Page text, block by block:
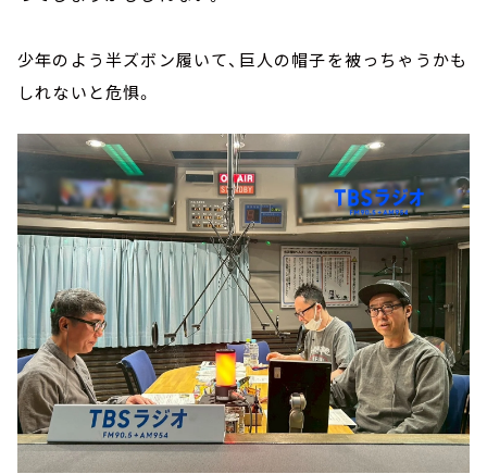
少年のよう半ズボン履いて、巨人の帽子を被っちゃうかも
しれないと危惧。